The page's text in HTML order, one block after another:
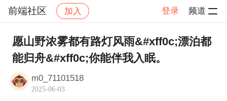
前端社区 加入 登录 频道
社区 前端社区 感慨 帖子详情
愿山野浓雾都有路灯风雨&#xff0c;漂泊都
能归舟&#xff0c;你能伴我入眠。
m0_71101518
2025-06-03